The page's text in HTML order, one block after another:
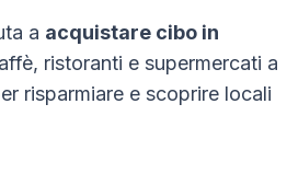
a acquistare cibo in
ristoranti e supermercati a
risparmiare e scoprire locali